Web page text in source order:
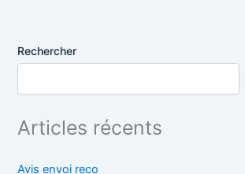
Rechercher
Articles récents
Avis envoi reco